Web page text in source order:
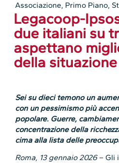
Associazione, Primo Piano,
Legacoop-
due italiani su
aspettano
della
Sei su dieci temono un
con un pessimismo più
popolare. Guerre,
concentrazione della
cima alla lista delle
Roma, 13 gennaio 2026– Gli